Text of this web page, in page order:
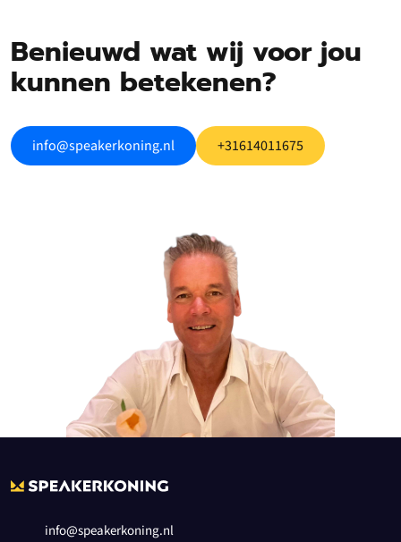
Benieuwd wat wij voor jou
kunnen betekenen?
info@speakerkoning.nl +31614011675
info@speakerkoning.nl